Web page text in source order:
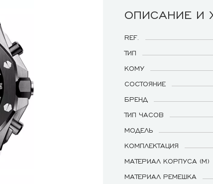
ОПИСАНИЕ И
REF.
ТИП
КОМУ
СОСТОЯНИЕ
БРЕНД
ТИП ЧАСОВ
МОДЕЛЬ
КОМПЛЕКТАЦИЯ
МАТЕРИАЛ КОРПУСА (М)
МАТЕРИАЛ РЕМЕШКА